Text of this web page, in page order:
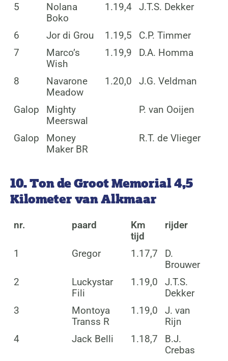
5
Nolana
Boko
1.19,4 J.T.S. Dekker
6 Jor di Grou 1.19,5
C.P. Timmer
7
Marco’s
Wish
1.19,9 D.A. Homma
8
Navarone
Meadow
1.20,0 J.G. Veldman
Galop
Mighty
Meerswal
P. van Ooijen
Galop
Money
Maker BR
R.T. de Vlieger
10. Ton de Groot Memorial 4,5
Kilometer van Alkmaar
nr. paard
Km
tijd
rijder
1 Gregor 1.17,7
D.
Brouwer
2
Luckystar
Fili
1.19,0
J.T.S.
Dekker
3
Montoya
Transs R
1.19,0
J. van
Rijn
4
Jack Belli 1.18,7
B.J.
Crebas